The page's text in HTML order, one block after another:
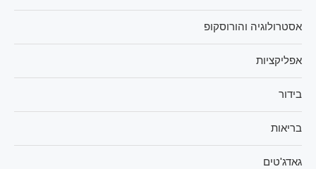
אסטרולוגיה והורוסקופ
אפליקציות
בידור
בריאות
גאדג'טים